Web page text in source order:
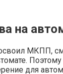
на
МКПП,
для